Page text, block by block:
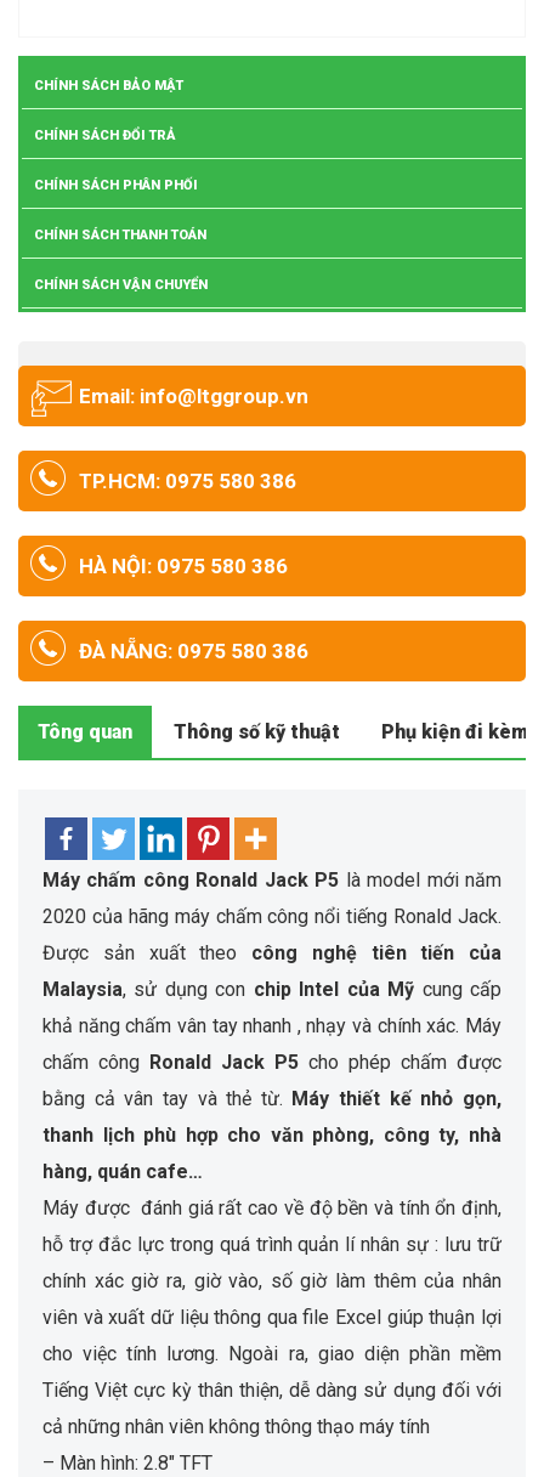
CHÍNH SÁCH BẢO MẬT
CHÍNH SÁCH ĐỔI TRẢ
CHÍNH SÁCH PHÂN PHỐI
CHÍNH SÁCH THANH TOÁN
CHÍNH SÁCH VẬN CHUYỂN
Email: info@ltggroup.vn
TP.HCM: 0975 580 386
HÀ NỘI: 0975 580 386
ĐÀ NẴNG: 0975 580 386
Tông quan Thông số kỹ thuật Phụ kiện đi kèm
Máy chấm công Ronald Jack P5 là model mới năm
2020 của hãng máy chấm công nổi tiếng Ronald Jack.
Được sản xuất theo công nghệ tiên tiến của
Malaysia, sử dụng con chip Intel của Mỹ cung cấp
khả năng chấm vân tay nhanh , nhạy và chính xác. Máy
chấm công Ronald Jack P5 cho phép chấm được
bằng cả vân tay và thẻ từ. Máy thiết kế nhỏ gọn,
thanh lịch phù hợp cho văn phòng, công ty, nhà
hàng, quán cafe…
Máy được đánh giá rất cao về độ bền và tính ổn định,
hỗ trợ đắc lực trong quá trình quản lí nhân sự : lưu trữ
chính xác giờ ra, giờ vào, số giờ làm thêm của nhân
viên và xuất dữ liệu thông qua file Excel giúp thuận lợi
cho việc tính lương. Ngoài ra, giao diện phần mềm
Tiếng Việt cực kỳ thân thiện, dễ dàng sử dụng đối với
cả những nhân viên không thông thạo máy tính
– Màn hình: 2.8″ TFT